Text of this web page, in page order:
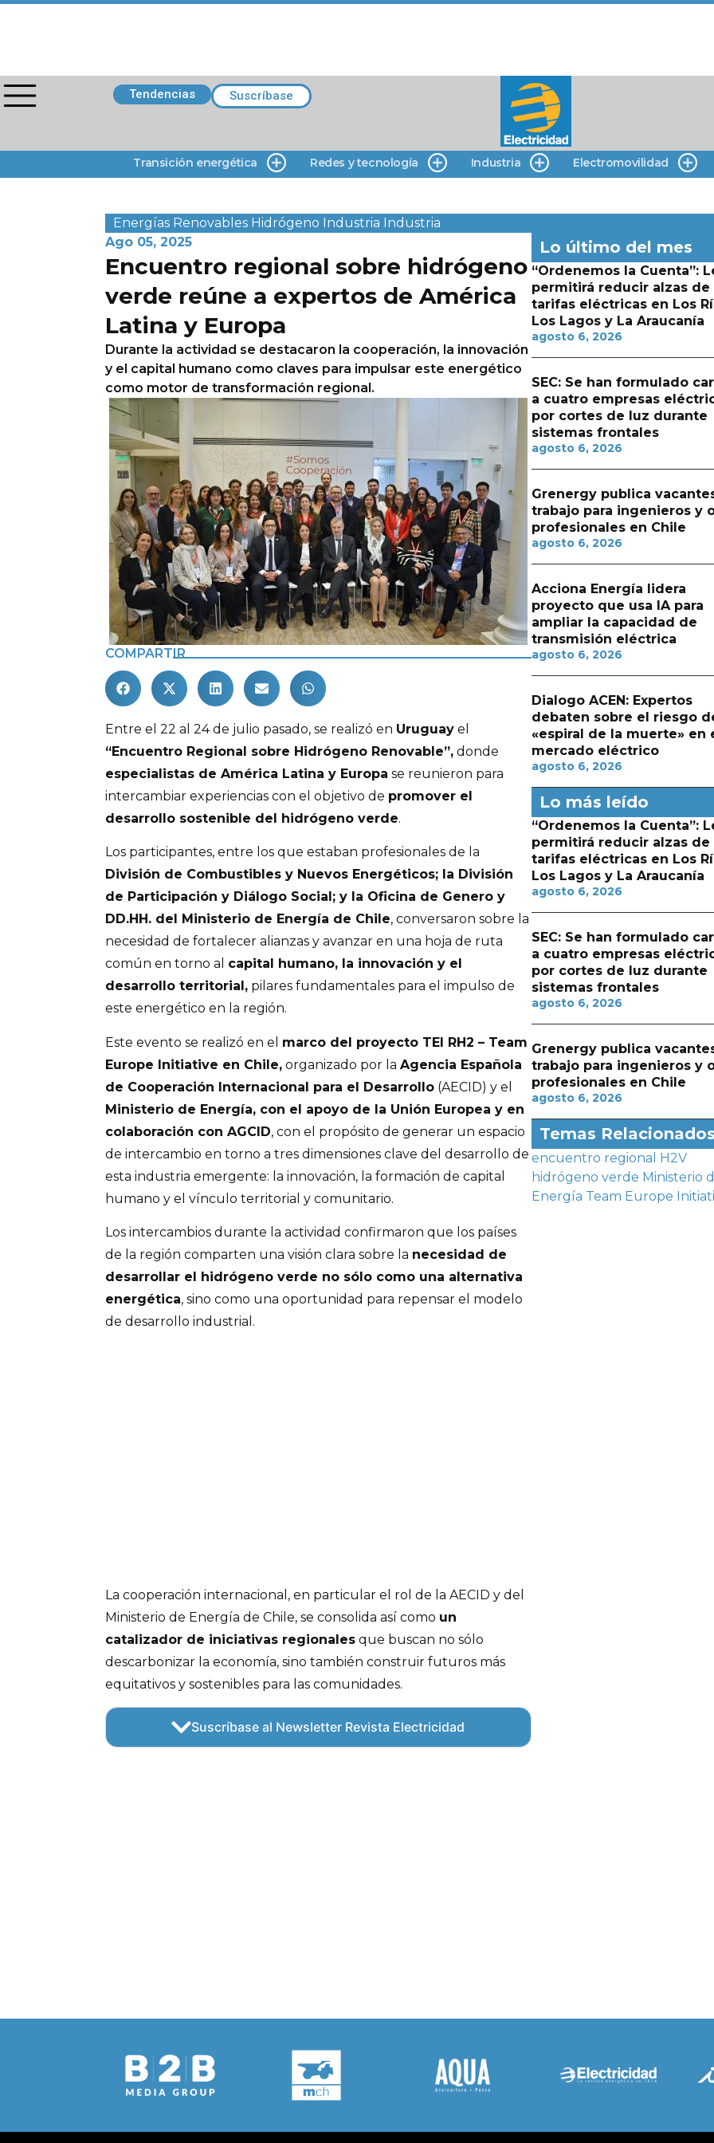
Tendencias Suscríbase
Transición energética Redes y tecnología Industria Electromovilidad
Energías Renovables Hidrógeno Industria Industria
Ago 05, 2025
Encuentro regional sobre hidrógeno
verde reúne a expertos de América
Latina y Europa
Durante la actividad se destacaron la cooperación, la innovación
y el capital humano como claves para impulsar este energético
como motor de transformación regional.
COMPARTIR
Entre el 22 al 24 de julio pasado, se realizó en Uruguay el
“Encuentro Regional sobre Hidrógeno Renovable”, donde
especialistas de América Latina y Europa se reunieron para
intercambiar experiencias con el objetivo de promover el
desarrollo sostenible del hidrógeno verde.
Los participantes, entre los que estaban profesionales de la
División de Combustibles y Nuevos Energéticos; la División
de Participación y Diálogo Social; y la Oficina de Genero y
DD.HH. del Ministerio de Energía de Chile, conversaron sobre la
necesidad de fortalecer alianzas y avanzar en una hoja de ruta
común en torno al capital humano, la innovación y el
desarrollo territorial, pilares fundamentales para el impulso de
este energético en la región.
Este evento se realizó en el marco del proyecto TEI RH2 – Team
Europe Initiative en Chile, organizado por la Agencia Española
de Cooperación Internacional para el Desarrollo (AECID) y el
Ministerio de Energía, con el apoyo de la Unión Europea y en
colaboración con AGCID, con el propósito de generar un espacio
de intercambio en torno a tres dimensiones clave del desarrollo de
esta industria emergente: la innovación, la formación de capital
humano y el vínculo territorial y comunitario.
Los intercambios durante la actividad confirmaron que los países
de la región comparten una visión clara sobre la necesidad de
desarrollar el hidrógeno verde no sólo como una alternativa
energética, sino como una oportunidad para repensar el modelo
de desarrollo industrial.
La cooperación internacional, en particular el rol de la AECID y del
Ministerio de Energía de Chile, se consolida así como un
catalizador de iniciativas regionales que buscan no sólo
descarbonizar la economía, sino también construir futuros más
equitativos y sostenibles para las comunidades.
Suscríbase al Newsletter Revista Electricidad
Lo último del mes
“Ordenemos la Cuenta”:
permitirá reducir alzas de
tarifas eléctricas en Los
Los Lagos y La Araucanía
agosto 6, 2026
SEC: Se han formulado
a cuatro empresas
por cortes de luz durante
sistemas frontales
agosto 6, 2026
Grenergy publica
trabajo para ingenieros y
profesionales en Chile
agosto 6, 2026
Acciona Energía lidera
proyecto que usa IA para
ampliar la capacidad de
transmisión eléctrica
agosto 6, 2026
Dialogo ACEN: Expertos
debaten sobre el riesgo
«espiral de la muerte» en
mercado eléctrico
agosto 6, 2026
Lo más leído
“Ordenemos la Cuenta”:
permitirá reducir alzas de
tarifas eléctricas en Los
Los Lagos y La Araucanía
agosto 6, 2026
SEC: Se han formulado
a cuatro empresas
por cortes de luz durante
sistemas frontales
agosto 6, 2026
Grenergy publica
trabajo para ingenieros y
profesionales en Chile
agosto 6, 2026
Temas Relacionados
encuentro regional H2V
hidrógeno verde Ministerio
Energía Team Europe